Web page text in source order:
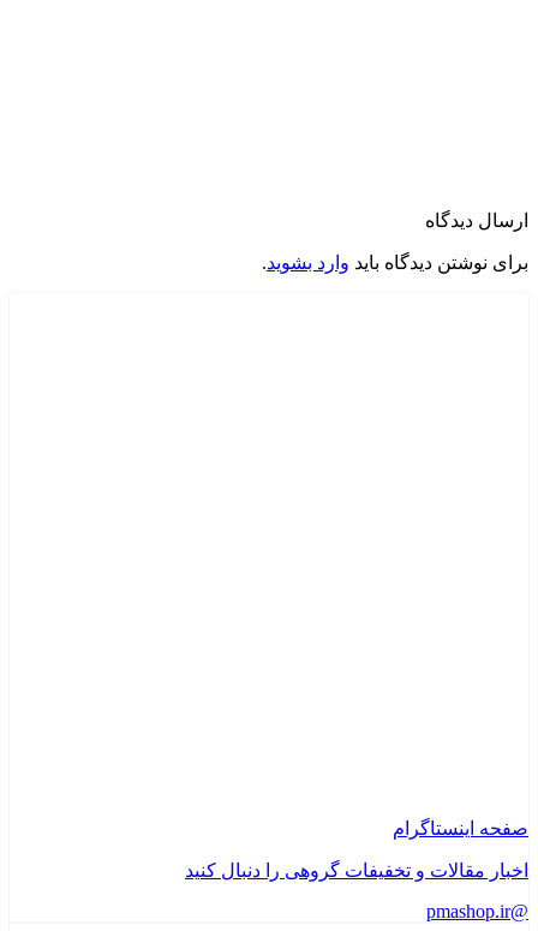
ارسال دیدگاه
برای نوشتن دیدگاه باید وارد بشوید.
صفحه اینستاگرام
اخبار مقالات و تخفیفات گروهی را دنبال کنید
@pmashop.ir